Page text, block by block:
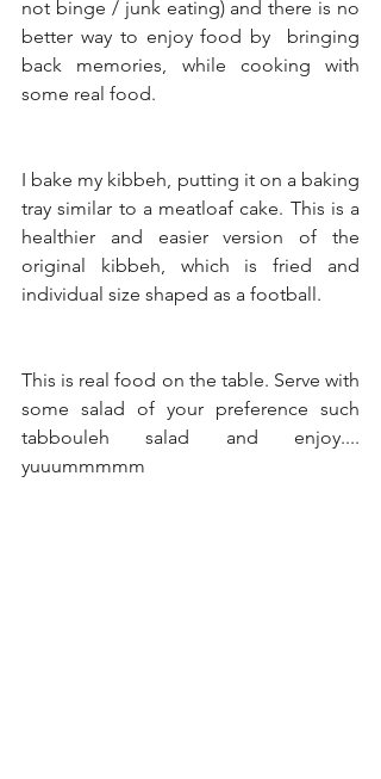
not binge / junk eating) and there is no
better way to enjoy food by  bringing
back memories, while cooking with
some real food.
I bake my kibbeh, putting it on a baking
tray similar to a meatloaf cake. This is a
healthier and easier version of the
original kibbeh, which is fried and
individual size shaped as a football.
This is real food on the table. Serve with
some salad of your preference such
tabbouleh salad and enjoy....
yuuummmmm